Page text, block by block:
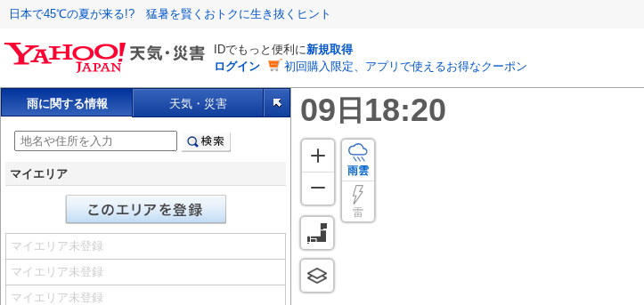
日本で45℃の夏が来る!? 猛暑を賢くおトクに生き抜くヒント
IDでもっと便利に新規取得
ログイン
初回購入限定、アプリで使えるお得なクーポン
雨に関する情報 天気・災害
マイエリア
マイエリア未登録
マイエリア未登録
マイエリア未登録
雨雲
雷
09 日 18:20